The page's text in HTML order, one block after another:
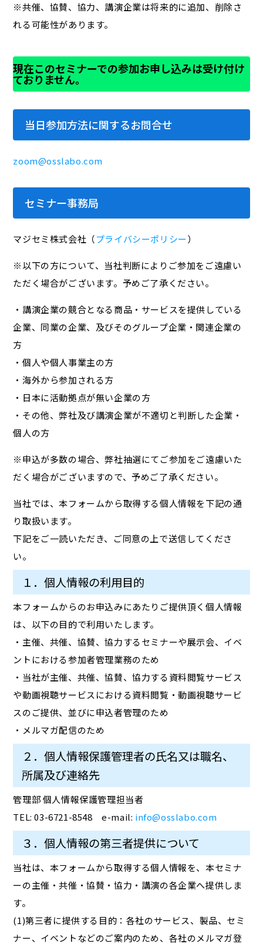
※共催、協賛、協力、講演企業は将来的に追加、削除さ
れる可能性があります。
現在このセミナーでの参加お申し込みは受け付け
ておりません。
当日参加方法に関するお問合せ
zoom@osslabo.com
セミナー事務局
マジセミ株式会社（プライバシーポリシー）
※以下の方について、当社判断によりご参加をご遠慮い
ただく場合がございます。予めご了承ください。
・講演企業の競合となる商品・サービスを提供している
企業、同業の企業、及びそのグループ企業・関連企業の
方
・個人や個人事業主の方
・海外から参加される方
・日本に活動拠点が無い企業の方
・その他、弊社及び講演企業が不適切と判断した企業・
個人の方
※申込が多数の場合、弊社抽選にてご参加をご遠慮いた
だく場合がございますので、予めご了承ください。
当社では、本フォームから取得する個人情報を下記の通
り取扱います。
下記をご一読いただき、ご同意の上で送信してくださ
い。
１．個人情報の利用目的
本フォームからのお申込みにあたりご提供頂く個人情報
は、以下の目的で利用いたします。
・主催、共催、協賛、協力するセミナーや展示会、イベ
ントにおける参加者管理業務のため
・当社が主催、共催、協賛、協力する資料閲覧サービス
や動画視聴サービスにおける資料閲覧・動画視聴サービ
スのご提供、並びに申込者管理のため
・メルマガ配信のため
２．個人情報保護管理者の氏名又は職名、
所属及び連絡先
管理部 個人情報保護管理担当者
TEL: 03-6721-8548 e-mail: info@osslabo.com
３．個人情報の第三者提供について
当社は、本フォームから取得する個人情報を、本セミナ
ーの主催・共催・協賛・協力・講演の各企業へ提供しま
す。
(1)第三者に提供する目的：各社のサービス、製品、セミ
ナー、イベントなどのご案内のため、各社のメルマガ登